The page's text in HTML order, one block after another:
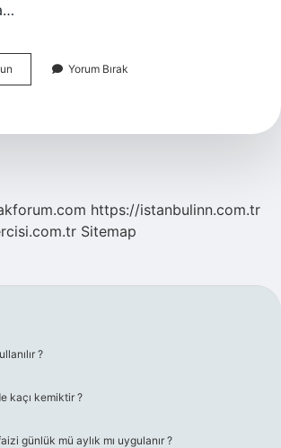
Günün
Yapılmalı
Yorum Bırak
https://istanbulinn.com.tr
Sitemap
?
kaçı kemiktir ?
günlük mü aylık mı uygulanır ?